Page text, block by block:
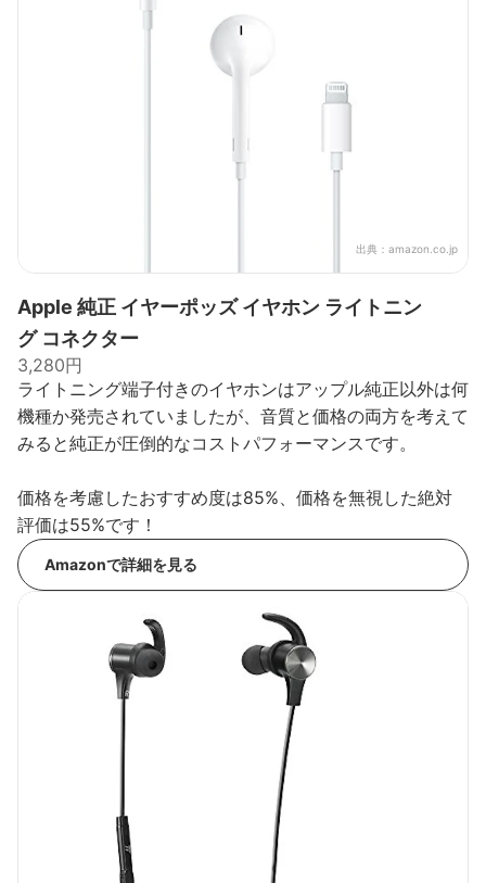
出典： amazon.co.jp
Apple 純正 イヤーポッズ イヤホン ライトニン
グ コネクター
3,280円
ライトニング端子付きのイヤホンはアップル純正以外は何
機種か発売されていましたが、音質と価格の両方を考えて
みると純正が圧倒的なコストパフォーマンスです。
価格を考慮したおすすめ度は85%、価格を無視した絶対
評価は55%です！
Amazonで詳細を見る